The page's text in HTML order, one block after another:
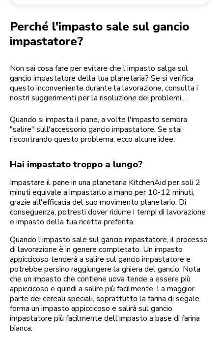
Perché l'impasto sale sul gancio
impastatore?
Non sai cosa fare per evitare che l'impasto salga sul
gancio impastatore della tua planetaria? Se si verifica
questo inconveniente durante la lavorazione, consulta i
nostri suggerimenti per la risoluzione dei problemi...
Quando si impasta il pane, a volte l'impasto sembra
"salire" sull'accessorio gancio impastatore. Se stai
riscontrando questo problema, ecco alcune idee:
Hai impastato troppo a lungo?
Impastare il pane in una planetaria KitchenAid per soli 2
minuti equivale a impastarlo a mano per 10-12 minuti,
grazie all'efficacia del suo movimento planetario. Di
conseguenza, potresti dover ridurre i tempi di lavorazione
e impasto della tua ricetta preferita.
Quando l'impasto sale sul gancio impastatore, il processo
di lavorazione è in genere completato. Un impasto
appiccicoso tenderà a salire sul gancio impastatore e
potrebbe persino raggiungere la ghiera del gancio. Nota
che un impasto che contiene uova tende a essere più
appiccicoso e quindi a salire più facilmente. La maggior
parte dei cereali speciali, soprattutto la farina di segale,
forma un impasto appiccicoso e salirà sul gancio
impastatore più facilmente dell'impasto a base di farina
bianca.